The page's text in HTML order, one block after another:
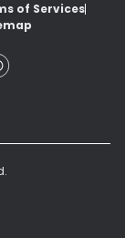
of Services